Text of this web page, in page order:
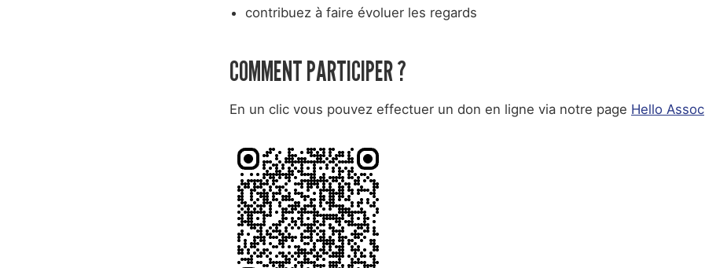
contribuez à faire évoluer les regards
COMMENT PARTICIPER ?
En un clic vous pouvez effectuer un don en ligne via notre page Hello Assoc